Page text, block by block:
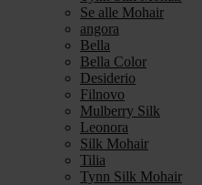
Se alle Mohair
angora
Bella
Bella Color
Desiderio
Filnovo
Mulberry Silk
Leonora
Silk Mohair
Tilia
Tynn Silk Mohair